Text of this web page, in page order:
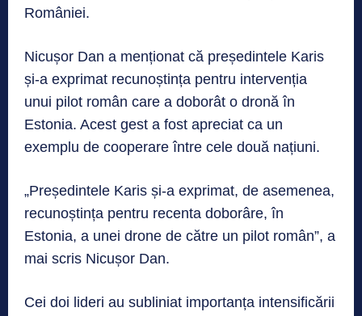
României.
Nicușor Dan a menționat că președintele Karis
și-a exprimat recunoștința pentru intervenția
unui pilot român care a doborât o dronă în
Estonia. Acest gest a fost apreciat ca un
exemplu de cooperare între cele două națiuni.
„Președintele Karis și-a exprimat, de asemenea,
recunoștința pentru recenta doborâre, în
Estonia, a unei drone de către un pilot român”, a
mai scris Nicușor Dan.
Cei doi lideri au subliniat importanța intensificării